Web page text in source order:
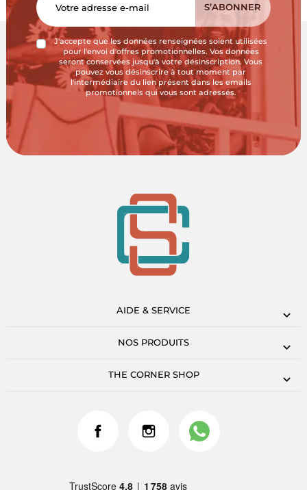
J'accepte que les données renseignées soient utilisées
pour l'envoi d'offres promotionnelles. Vos données
seront conservées jusqu'à votre désinscription. Vous
pouvez vous désinscrire à tout moment par
l'intermédiaire du lien présent dans les emails
promotionnels qui vous sont adressés.
AIDE & SERVICE
NOS PRODUITS
THE CORNER SHOP